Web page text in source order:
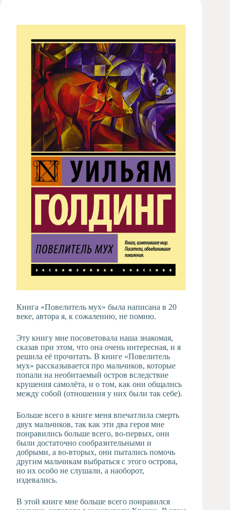
отделение
Психологическая
Служба
Тьюторская
служба
Книга «Повелитель мух» была написана в 20
веке, автора я, к сожалению, не помню.
Эту книгу мне посоветовала наша знакомая,
сказав при этом, что она очень интересная, и я
решила её прочитать. В книге «Повелитель
мух» рассказывается про мальчиков, которые
попали на необитаемый остров вследствие
крушения самолёта, и о том, как они общались
между собой (отношения у них были так себе).
Больше всего в книге меня впечатлила смерть
двух мальчиков, так как эти два героя мне
понравились больше всего, во-первых, они
были достаточно сообразительными и
добрыми, а во-вторых, они пытались помочь
другим мальчикам выбраться с этого острова,
но их особо не слушали, а наоборот,
издевались.
В этой книге мне больше всего понравился